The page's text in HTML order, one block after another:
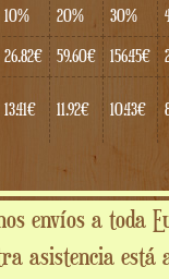
10% 20% 30%
26.82€ 59.60€ 156.45€
13.41€ 11.92€ 10.43€
envíos a toda
asistencia está